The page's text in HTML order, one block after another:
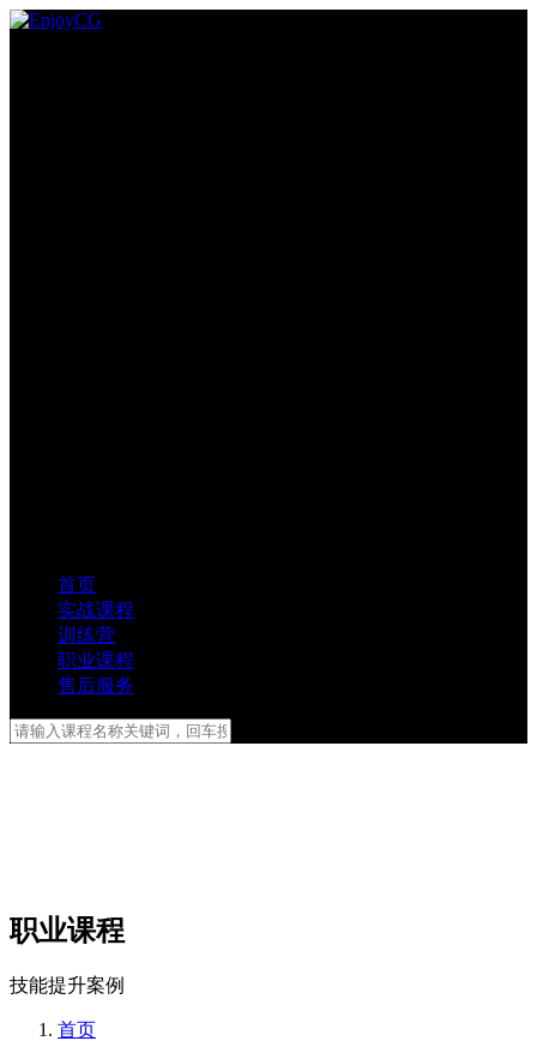
首页
实战课程
训练营
职业课程
售后服务
职业课程
技能提升案例
首页